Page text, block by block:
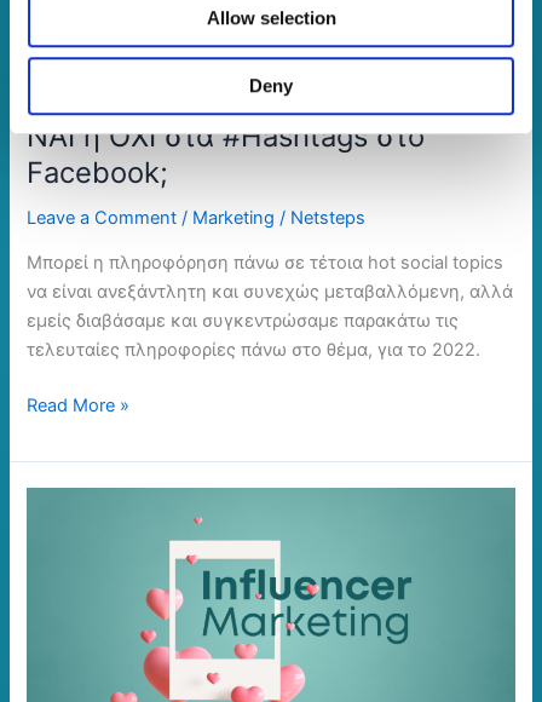
Allow selection
Deny
ΝΑΙ ή ΟΧΙ στα #Hashtags στο
Facebook;
Leave a Comment / Marketing / Netsteps
Μπορεί η πληροφόρηση πάνω σε τέτοια hot social topics
να είναι ανεξάντλητη και συνεχώς μεταβαλλόμενη, αλλά
εμείς διαβάσαμε και συγκεντρώσαμε παρακάτω τις
τελευταίες πληροφορίες πάνω στο θέμα, για το 2022.
Read More »